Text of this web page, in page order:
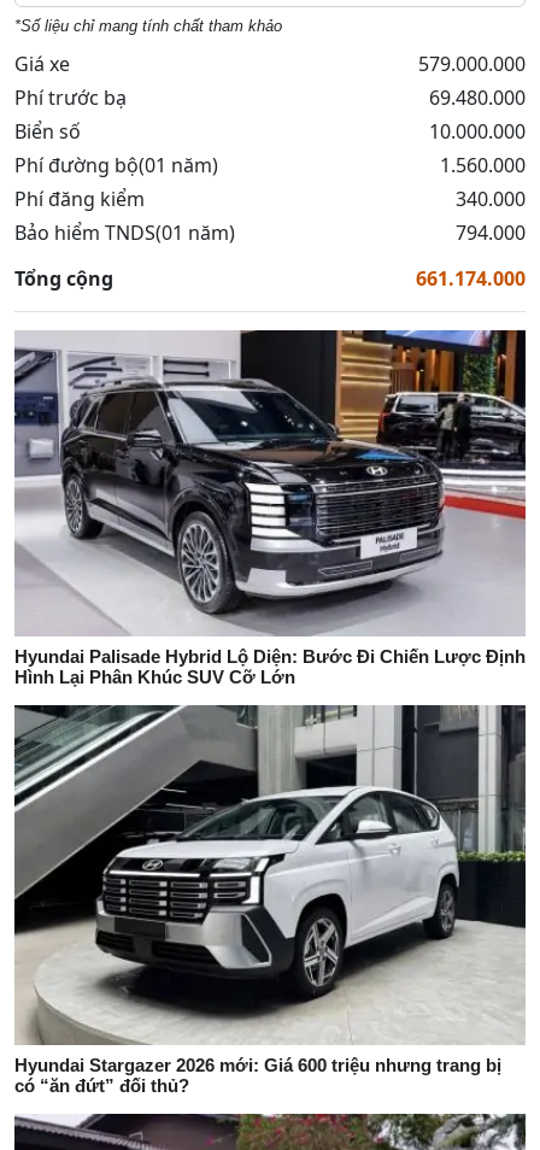
*Số liệu chỉ mang tính chất tham khảo
Giá xe
579.000.000
Phí trước bạ
69.480.000
Biển số
10.000.000
Phí đường bộ(01 năm)
1.560.000
Phí đăng kiểm
340.000
Bảo hiểm TNDS(01 năm)
794.000
Tổng cộng
661.174.000
Hyundai Palisade Hybrid Lộ Diện: Bước Đi Chiến Lược Định
Hình Lại Phân Khúc SUV Cỡ Lớn
Hyundai Stargazer 2026 mới: Giá 600 triệu nhưng trang bị
có “ăn đứt” đối thủ?